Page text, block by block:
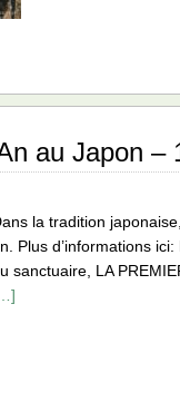
au Japon –
la tradition
Plus d’informations
sanctuaire, LA